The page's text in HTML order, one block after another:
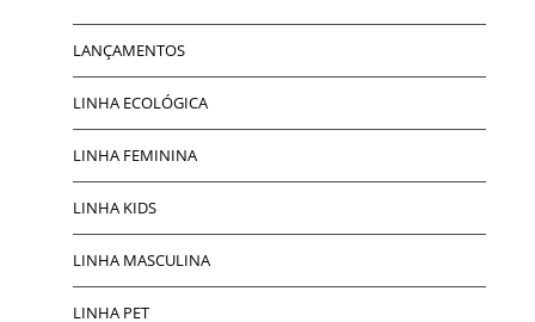
LANÇAMENTOS
LINHA ECOLÓGICA
LINHA FEMININA
LINHA KIDS
LINHA MASCULINA
LINHA PET